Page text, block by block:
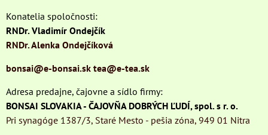
Konatelia spoločnosti:
RNDr. Vladimír Ondejčík
RNDr. Alenka Ondejčíková
bonsai@e-bonsai.sk tea@e-tea.sk
Adresa predajne, čajovne a sídlo firmy:
BONSAI SLOVAKIA - ČAJOVŇA DOBRÝCH ĽUDÍ, spol. s r. o.
Pri synagóge 1387/3, Staré Mesto - pešia zóna, 949 01 Nitra